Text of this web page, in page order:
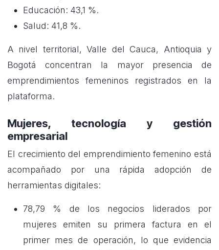
Educación: 43,1 %.
Salud: 41,8 %.
A nivel territorial, Valle del Cauca, Antioquia y
Bogotá concentran la mayor presencia de
emprendimientos femeninos registrados en la
plataforma.
Mujeres, tecnología y gestión
empresarial
El crecimiento del emprendimiento femenino está
acompañado por una rápida adopción de
herramientas digitales:
78,79 % de los negocios liderados por
mujeres emiten su primera factura en el
primer mes de operación, lo que evidencia